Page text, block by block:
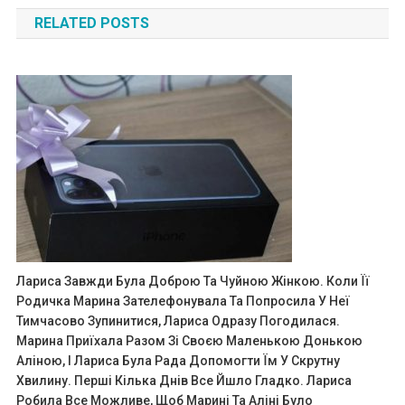
RELATED POSTS
Лариса Завжди Була Доброю Та Чуйною Жінкою. Коли Її
Родичка Марина Зателефонувала Та Попросила У Неї
Тимчасово Зупинитися, Лариса Одразу Погодилася.
Марина Приїхала Разом Зі Своєю Маленькою Донькою
Аліною, І Лариса Була Рада Допомогти Їм У Скрутну
Хвилину. Перші Кілька Днів Все Йшло Гладко. Лариса
Робила Все Можливе, Щоб Марині Та Аліні Було